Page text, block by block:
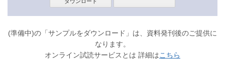
(準備中)の「サンプルをダウンロード」は、資料発刊後のご提供に
なります。
オンライン試読サービスとは 詳細はこちら